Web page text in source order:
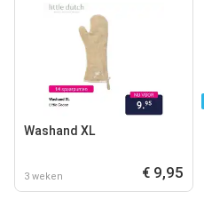
Washand XL
3 weken € 9,95